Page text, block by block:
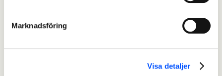
Marknadsföring
Visa detaljer